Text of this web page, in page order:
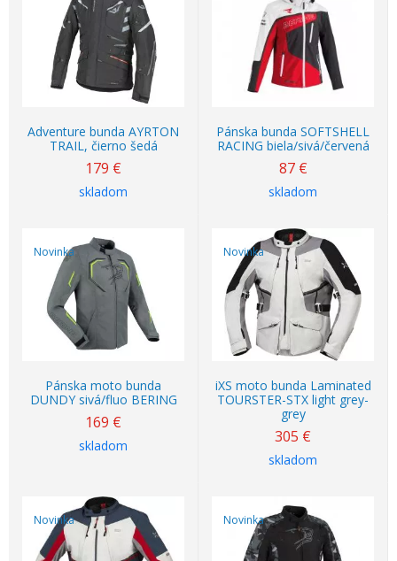
Adventure bunda AYRTON
TRAIL, čierno šedá
179 €
skladom
Pánska bunda SOFTSHELL
RACING biela/sivá/červená
87 €
skladom
Novinka
Pánska moto bunda
DUNDY sivá/fluo BERING
169 €
skladom
Novinka
iXS moto bunda Laminated
TOURSTER-STX light grey-
grey
305 €
skladom
Novinka Novinka